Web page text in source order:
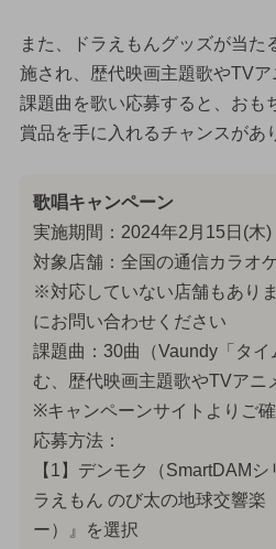
また、ドラえもんグッズが当た
施され、歴代映画主題歌やTV
課題曲を歌い応募すると、おも
賞品を手に入れるチャンスがあ
歌唱キャンペーン
実施期間：2024年2月15日(木
対象店舗：全国の通信カラオ
※対応していない店舗もあり
にお問い合わせください
課題曲：30曲（Vaundy「タ
む、歴代映画主題歌やTVアニ
※キャンペーンサイトよりご
応募方法：
【1】デンモク（SmartDAM
ラえもん のび太の地球交響楽
ー）』を選択